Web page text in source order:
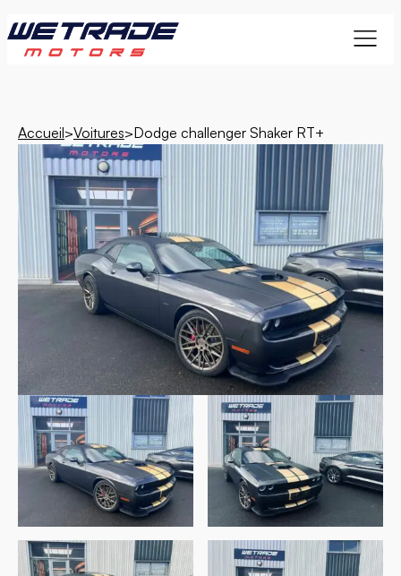
Accueil>Voitures>Dodge challenger Shaker RT+